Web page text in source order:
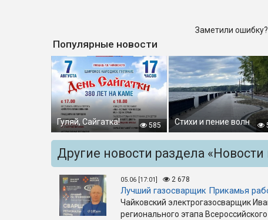
Заметили
Популярные новости
Гуляй, Сайгатка! 585 Стихи и пение волн
Другие новости раздела
05.06 [17:01] 2 678
Лучший газосварщик Прикамья
Чайковский электрогазосварщик
регионального этапа